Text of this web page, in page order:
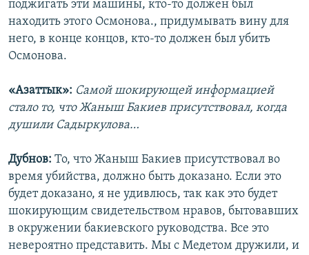
поджигать эти машины, кто-то должен был
находить этого Осмонова., придумывать вину для
него, в конце концов, кто-то должен был убить
Осмонова.
«Азаттык»: Самой шокирующей информацией
стало то, что Жаныш Бакиев присутствовал, когда
душили Садыркулова…
Дубнов: То, что Жаныш Бакиев присутствовал во
время убийства, должно быть доказано. Если это
будет доказано, я не удивлюсь, так как это будет
шокирующим свидетельством нравов, бытовавших
в окружении бакиевского руководства. Все это
невероятно представить. Мы с Медетом дружили, и